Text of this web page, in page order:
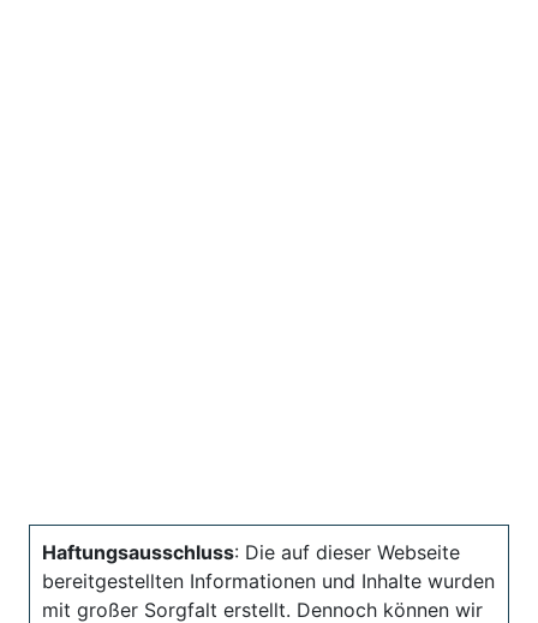
Haftungsausschluss: Die auf dieser Webseite
bereitgestellten Informationen und Inhalte wurden
mit großer Sorgfalt erstellt. Dennoch können wir